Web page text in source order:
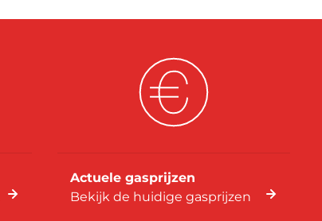
Actuele gasprijzen
Bekijk de huidige gasprijzen